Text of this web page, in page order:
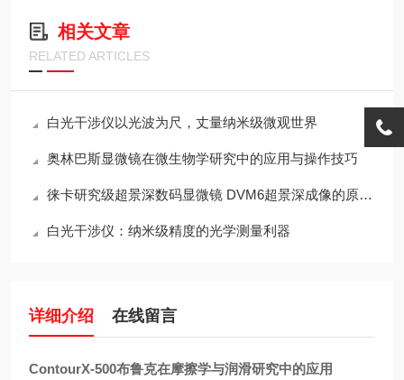
相关文章
RELATED ARTICLES
白光干涉仪以光波为尺，丈量纳米级微观世界
奥林巴斯显微镜在微生物学研究中的应用与操作技巧
徕卡研究级超景深数码显微镜 DVM6超景深成像的原理与设计
白光干涉仪：纳米级精度的光学测量利器
详细介绍 在线留言
ContourX-500布鲁克在摩擦学与润滑研究中的应用